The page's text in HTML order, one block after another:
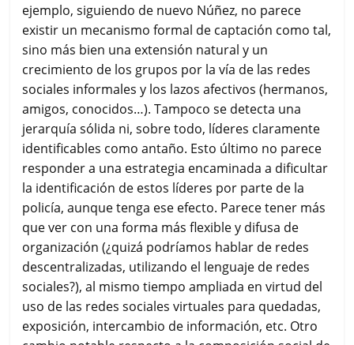
ejemplo, siguiendo de nuevo Núñez, no parece
existir un mecanismo formal de captación como tal,
sino más bien una extensión natural y un
crecimiento de los grupos por la vía de las redes
sociales informales y los lazos afectivos (hermanos,
amigos, conocidos…). Tampoco se detecta una
jerarquía sólida ni, sobre todo, líderes claramente
identificables como antaño. Esto último no parece
responder a una estrategia encaminada a dificultar
la identificación de estos líderes por parte de la
policía, aunque tenga ese efecto. Parece tener más
que ver con una forma más flexible y difusa de
organización (¿quizá podríamos hablar de redes
descentralizadas, utilizando el lenguaje de redes
sociales?), al mismo tiempo ampliada en virtud del
uso de las redes sociales virtuales para quedadas,
exposición, intercambio de información, etc. Otro